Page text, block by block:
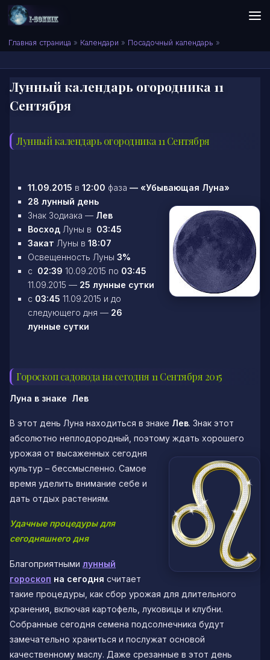
Skip to content
Сонник I-SONNIK.COM
Главная страница » Календари » Посадочный календарь »
Лунный календарь огородника 11
Сентября
Лунный календарь огородника 11 Сентября
11.09.2015 в 12:00 фаза — «Убывающая Луна»
28 лунный день
Знак Зодиака — Лев
Восход Луны в 03:45
Закат Луны в 18:07
Освещенность Луны 3%
c 02:39 10.09.2015 по 03:45
11.09.2015 — 25 лунные сутки
c 03:45 11.09.2015 и до
следующего дня — 26
лунные сутки
Гороскоп садовода на сегодня 11 Сентября 2015
Луна в знаке Лев
В этот день Луна находиться в знаке Лев. Знак этот
абсолютно неплодородный, поэтому ждать хорошего
урожая от высаженных сегодня
культур – бессмысленно. Самое
время уделить внимание себе и
дать отдых растениям.
Удачные процедуры для
сегодняшнего дня
Благоприятными лунный
гороскоп на сегодня считает
такие процедуры, как сбор урожая для длительного
хранения, включая картофель, луковицы и клубни.
Собранные сегодня семена подсолнечника будут
замечательно храниться и послужат основой
качественному маслу. Даже срезанные в этот день